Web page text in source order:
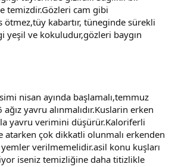
temizdir.Gözleri cam gibi
ötmez,tüy kabartır, tüneginde sürekli
yeşil ve kokuludur,gözleri baygın
nisan ayında başlamalı,temmuz
yavru alınmalıdır.Kuslarin erken
yavru verimini düşürür.Kaloriferli
atarken çok dikkatli olunmalı erkenden
yemler verilmemelidir.asil konu kuşları
iseniz temizliğine daha titizlikle